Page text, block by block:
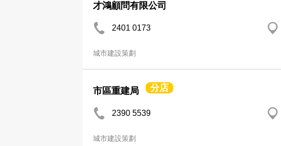
才鴻顧問有限公司
2401 0173
城市建設策劃
市區重建局 分店
2390 5539
城市建設策劃